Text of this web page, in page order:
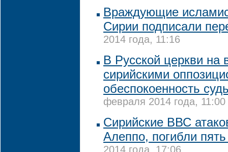
Враждующие
Сирии подписали
2014 года, 11:16
В Русской церкви на
сирийскими
обеспокоенность
февраля 2014 года, 11:00
Сирийские ВВС
Алеппо, погибли